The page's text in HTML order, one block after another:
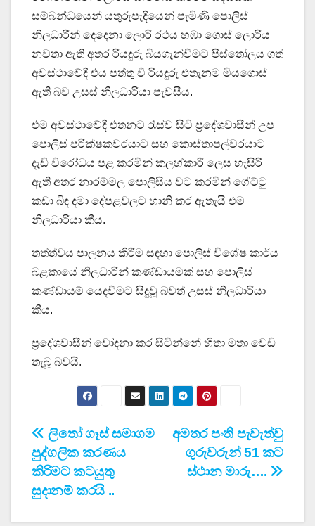
සම්බන්ධයෙන් යතුරුපැදියෙන් පැමිණි පොලිස්
නිලධාරීන් දෙදෙනා ලොරි රථය හඹා ගොස් ලොරිය
නවතා ඇති අතර රියදුරු බියගැන්වීමට පිස්තෝලය ගත්
අවස්ථාවේදී එය පත්තු වී රියදුරු එතැනම මියගොස්
ඇති බව උසස් නිලධාරියා පැවසීය.
එම අවස්ථාවේදී එතනට රැස්ව සිටි ප්‍රදේශවාසීන් උප
පොලිස් පරීක්ෂකවරයාට සහ කොස්තාපල්වරයාට
දැඩි විරෝධය පළ කරමින් කලහ්කාරී ලෙස හැසිරී
ඇති අතර නාරම්මල පොලිසිය වට කරමින් ගේට්ටු
කඩා බිඳ දමා දේපළවලට හානි කර ඇතැයි එම
නිලධාරියා කීය.
තත්ත්වය පාලනය කිරීම සඳහා පොලිස් විශේෂ කාර්ය
බළකායේ නිලධාරීන් කණ්ඩායමක් සහ පොලිස්
කණ්ඩායම් යෙදවීමට සිදුවූ බවත් උසස් නිලධාරියා
කීය.
ප්‍රදේශවාසීන් චෝදනා කර සිටින්නේ හිතා මතා වෙඩි
තැබූ බවයි.
Post
navigation
අමතර පංති පැවැත්වු
ගුරුවරුන් 51 කට
ස්ථාන මාරු….
ලිතෝ ගෑස් සමාගම
පුද්ගලික කරණය
කිරිමට කටයුතු
සුදානම් කරයි ..